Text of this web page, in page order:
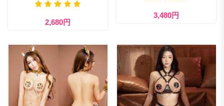
2,680円
3,480円